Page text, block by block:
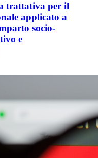
trattativa per il
applicato a
socio-
e